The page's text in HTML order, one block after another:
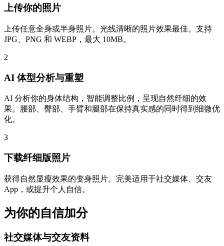
上传你的照片
上传任意全身或半身照片。光线清晰的照片效果最佳。支持
JPG、PNG 和 WEBP，最大 10MB。
2
AI 体型分析与重塑
AI 分析你的身体结构，智能调整比例，呈现自然纤细的效
果。腰部、臀部、手臂和腿部在保持真实感的同时得到细微优
化。
3
下载纤细版照片
获得自然显瘦效果的变身照片。完美适用于社交媒体、交友
App，或提升个人自信。
为你的自信加分
社交媒体与交友资料